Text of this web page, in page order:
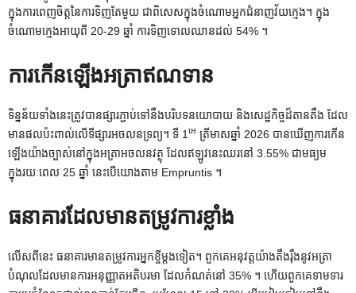
ក្នុងការពេញចិត្តនៃការទិញតែមួយ ជាពិសេសក្នុងចំណោមអ្នកជំនាញវ័យក្មេង។ ក្នុង
ចំណោមក្មេងអាយុពី 20-29 ឆ្នាំ ការទិញទោលឈានដល់ 54% ។
ការកើនឡើងអត្រាឥណទាន
ទិន្នន័យទាំងនេះត្រូវបានផ្សារភ្ជាប់ទៅនឹងបរិបទនយោបាយ និងសេដ្ឋកិច្ចដ៏តានតឹង ដែល
មានផលប៉ះពាល់លើទីផ្សារអចលនទ្រព្យ។ ទី 1 អេ ត្រីមាសឆ្នាំ 2026 បានឃើញការកើន
ឡើងយ៉ាងច្បាស់នៅក្នុងអត្រាអចលនវត្ថុ ដែលឥឡូវនេះឈរនៅ 3.55% ជាមធ្យម
ក្នុងរយៈពេល 25 ឆ្នាំ នេះបើយោងតាម ​​​​Empruntis ។
ធនាគារដែលមានតម្រូវការខ្លាំង
លើសពីនេះ ធនាគារ​មាន​តម្រូវការ​អ្នក​ខ្ចី​ម្ដងទៀត។ ពួកគេអនុវត្តយ៉ាងតឹងរ៉ឹងនូវអត្រា
បំណុលដែលមានការអនុញ្ញាតអតិបរមា ដែលកំណត់នៅ 35% ។ ហើយពួកគេទាមទារ